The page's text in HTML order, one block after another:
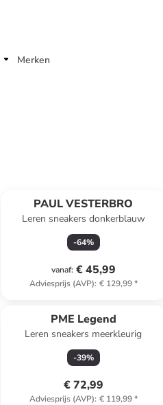
Merken
PAUL VESTERBRO
Leren sneakers donkerblauw
-64%
vanaf: € 45,99
Adviesprijs (AVP): € 129,99*
PME Legend
Leren sneakers meerkleurig
-39%
€ 72,99
Adviesprijs (AVP): € 119,99*